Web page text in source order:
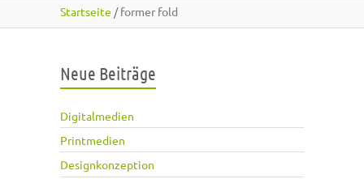
Startseite / former fold
Neue Beiträge
Digitalmedien
Printmedien
Designkonzeption